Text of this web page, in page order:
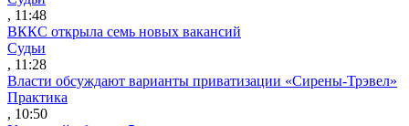
, 11:48
ВККС открыла семь новых вакансий
Судьи
, 11:28
Власти обсуждают варианты приватизации «Сирены-Трэвел»
Практика
, 10:50